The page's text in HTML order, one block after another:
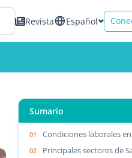
Revista Español
Sumario
Condiciones laborales
Principales sectores de